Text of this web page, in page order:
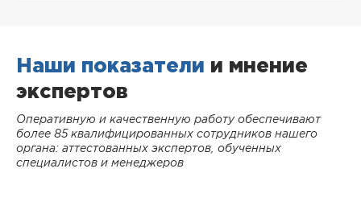
Наши показатели и мнение
экспертов
Оперативную и качественную работу обеспечивают
более 85 квалифицированных сотрудников нашего
органа: аттестованных экспертов, обученных
специалистов и менеджеров